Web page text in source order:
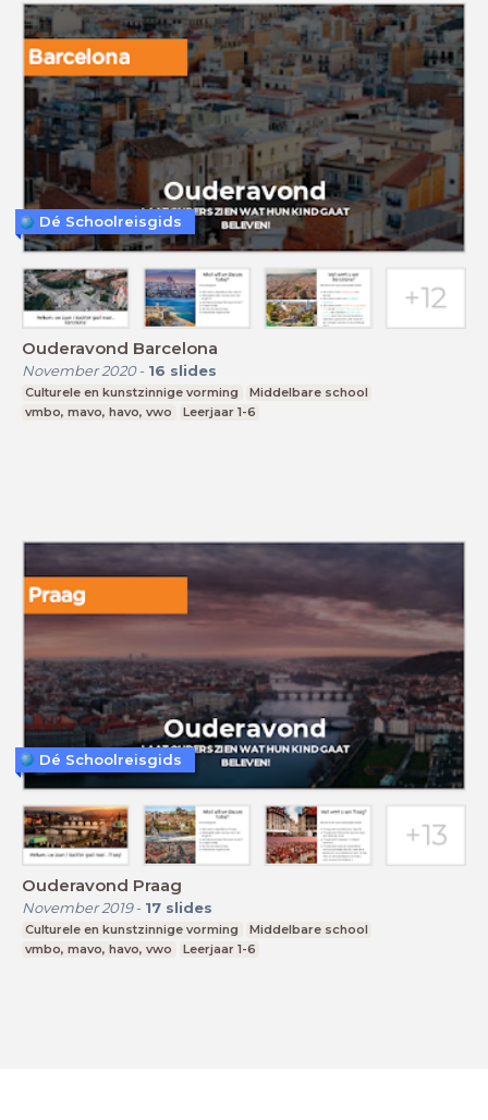
Ouderavond Barcelona
November 2020- 16 slides
Culturele en kunstzinnige vorming
Middelbare school
vmbo, mavo, havo, vwo
Leerjaar 1-6
Dé Schoolreisgids
Ouderavond Praag
November 2019- 17 slides
Culturele en kunstzinnige vorming
Middelbare school
vmbo, mavo, havo, vwo
Leerjaar 1-6
Dé Schoolreisgids